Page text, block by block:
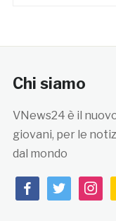
Chi siamo
VNews24 è il
giovani, per le
dal mondo
facebooktwitter